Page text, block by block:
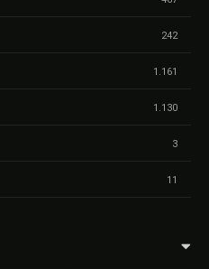
242
1.161
1.130
3
11